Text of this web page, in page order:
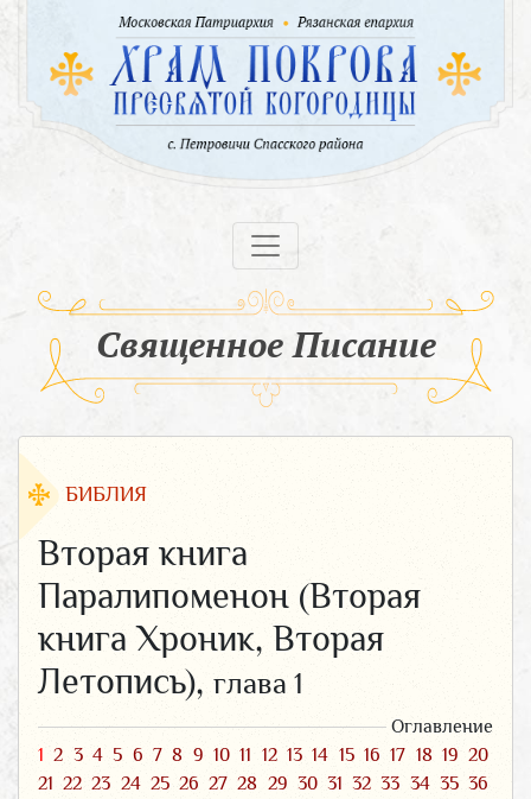
Священное Писание
БИБЛИЯ
Вторая книга
Паралипоменон (Вторая
книга Хроник, Вторая
Летопись), глава 1
Оглавление
1 2 3 4 5 6 7 8 9 10 11 12 13 14 15 16 17 18 19 20
21 22 23 24 25 26 27 28 29 30 31 32 33 34 35 36